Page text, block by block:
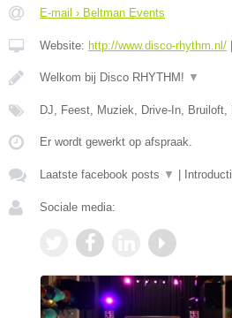
E-mail › Beltman Events
Website: http://www.disco-rhythm.nl/
Welkom bij Disco RHYTHM! ▼
DJ, Feest, Muziek, Drive-In, Bruiloft,
Er wordt gewerkt op afspraak.
Laatste facebook posts ▼
Sociale media: